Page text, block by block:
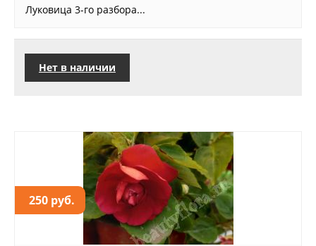
Луковица 3-го разбора...
Нет в наличии
250 руб.